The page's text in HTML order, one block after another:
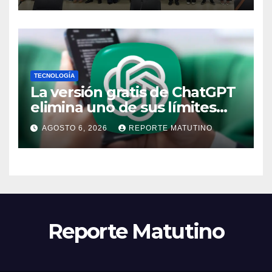
TECNOLOGÍA
La versión gratis de ChatGPT
elimina uno de sus límites
más pedidos y ahora es más
útil
AGOSTO 6, 2026 REPORTE MATUTINO
Reporte Matutino